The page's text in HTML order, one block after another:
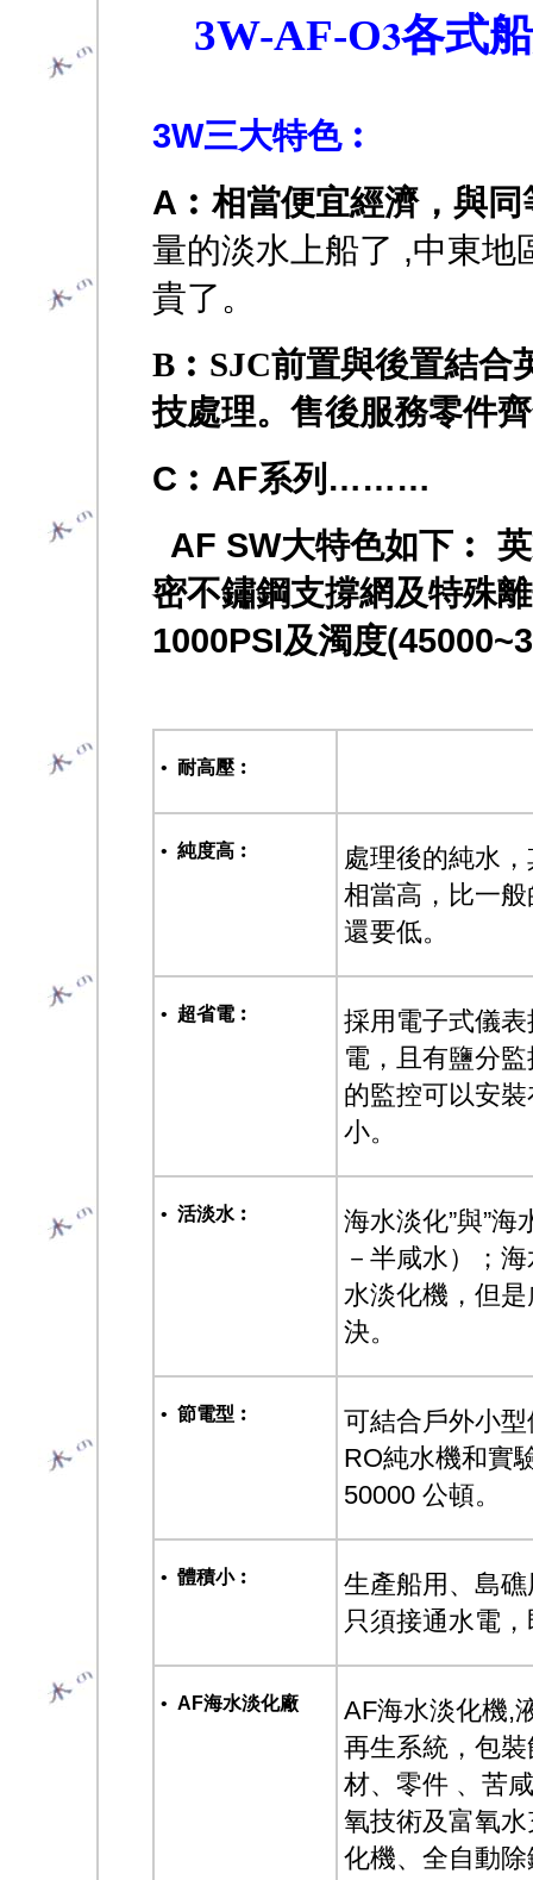
3W-AF-O3各式
3W三大特色︰
A︰相當便宜經濟，與
量的淡水上船了 ,中東地
貴了。
B︰SJC前置與後置結合
技處理。售後服務零件
C︰AF系列………
AF SW大特色如下︰
密不鏽鋼支撐網及特殊
1000PSI及濁度
• 耐高壓︰
• 純度高︰
處理後的純水
相當高，比一
還要低。
• 超省電︰
採用電子式儀
電，且有鹽分
的監控可以安
小。
• 活淡水︰
海水淡化”與”
－半咸水）；
水淡化機，但
決。
• 節電型︰
可結合戶外小
RO純水機和實
50000 公頓。
• 體積小︰
生產船用、島
只須接通水電
• AF海水淡化廠
AF海水淡化機,
再生系統，包
材、零件 、苦
氧技術及富氧
化機、全自動